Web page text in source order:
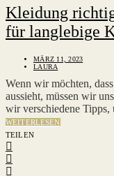
Kleidung
für langlebige
MÄRZ 11, 2023
LAURA
Wenn wir möchten,
aussieht, müssen wir
wir verschiedene
WEITERLESEN
TEILEN